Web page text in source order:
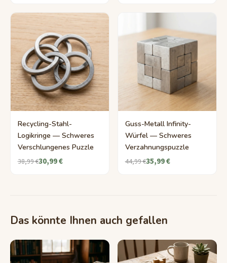
Recycling-Stahl-
Logikringe — Schweres
Verschlungenes Puzzle
38,99 €30,99 €
Guss-Metall Infinity-
Würfel — Schweres
Verzahnungspuzzle
44,99 €35,99 €
Das könnte Ihnen auch gefallen